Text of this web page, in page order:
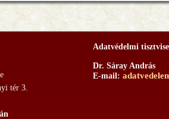
tér 3.
Adatvédelmi
Dr. Sáray András
E-mail: